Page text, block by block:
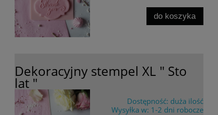
do koszyka
Dekoracyjny stempel XL " Sto
lat "
Dostępność: duża ilość
Wysyłka w: 1-2 dni robocze